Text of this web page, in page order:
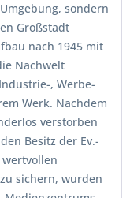
sondern
Großstadt
nach 1945 mit
Nachwelt
, Werbe-
Werk. Nachdem
verstorben
Besitz der Ev.-
sichern, wurden